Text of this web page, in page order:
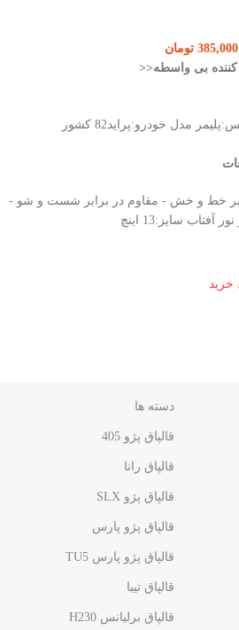
385,000 تومان
کننده بی واسطه<<
تعداد:4 عدد جنس:پلیمر مدل خودرو:پراید82 کشور
خط و خش - مقاوم در برابر شست و شو -
آفتاب سایز:13 اینچ
خرید
دسته ها
قالپاق پژو 405
قالپاق رانا
قالپاق پژو SLX
قالپاق پژو پارس
قالپاق پژو پارس TU5
قالپاق تیبا
قالپاق برلیانس H230​